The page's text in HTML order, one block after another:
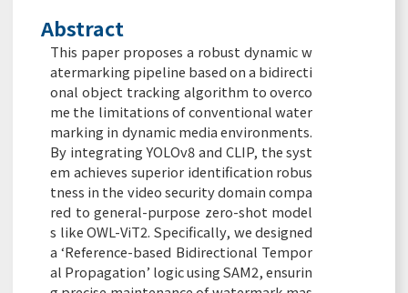
Abstract
This paper proposes a robust dynamic w
atermarking pipeline based on a bidirecti
onal object tracking algorithm to overco
me the limitations of conventional water
marking in dynamic media environments.
By integrating YOLOv8 and CLIP, the syst
em achieves superior identification robus
tness in the video security domain compa
red to general-purpose zero-shot model
s like OWL-ViT2. Specifically, we designed
a ‘Reference-based Bidirectional Tempor
al Propagation’ logic using SAM2, ensurin